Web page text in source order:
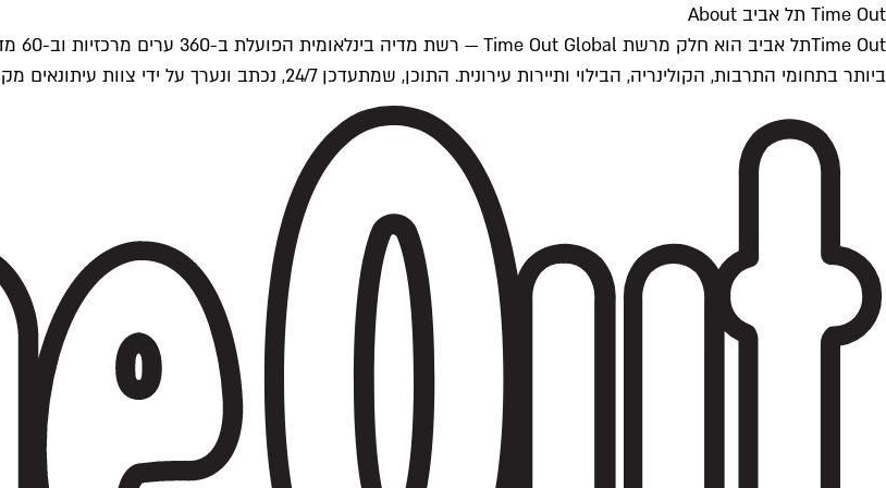
Time Out תל אביב About
ביותר בתחומי התרבות, הקולינריה, הבילוי ותיירות עירונית. התוכן, שמתעדכן 24/7, נכתב ונערך על ידי צוות עיתונאים מקצועי מקומי בישראל, בהתאם לסטנדרטים של Time Out העולמית.